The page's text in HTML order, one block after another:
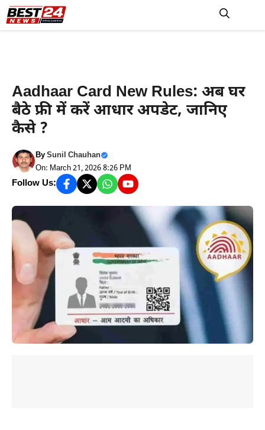
Skip
to
Aadhaar Card New Rules: अब घर
बैठे फ्री में करें आधार अपडेट, जानिए
कैसे ?
BySunil Chauhan
On: March 21, 2026 8:26 PM
Follow Us: